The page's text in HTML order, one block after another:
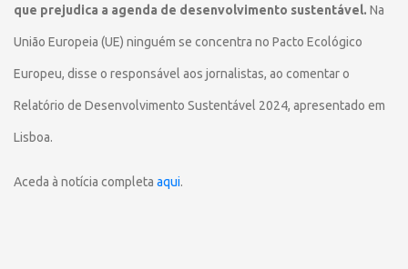
que prejudica a agenda de desenvolvimento sustentável. Na
União Europeia (UE) ninguém se concentra no Pacto Ecológico
Europeu, disse o responsável aos jornalistas, ao comentar o
Relatório de Desenvolvimento Sustentável 2024, apresentado em
Lisboa.
Aceda à notícia completa aqui.